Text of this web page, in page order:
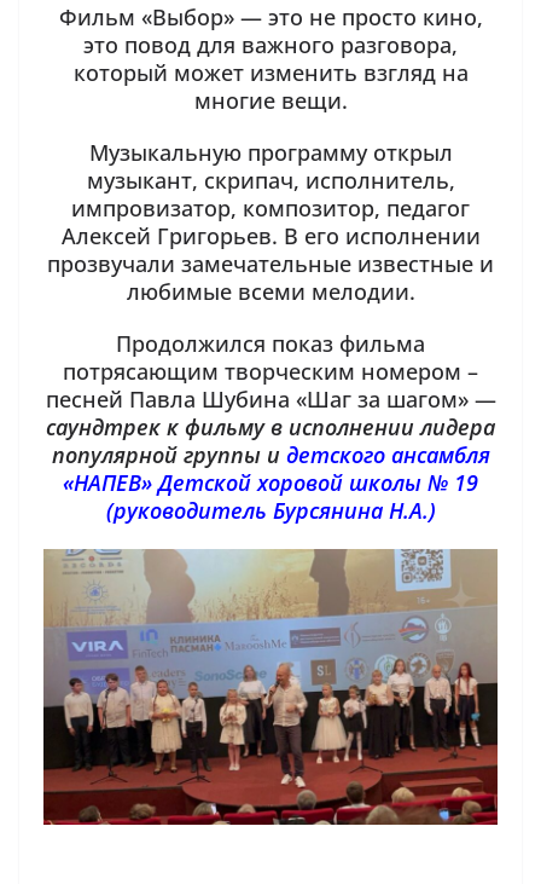
Фильм «Выбор» — это не просто кино,
это повод для важного разговора,
который может изменить взгляд на
многие вещи.
Музыкальную программу открыл
музыкант, скрипач, исполнитель,
импровизатор, композитор, педагог
Алексей Григорьев. В его исполнении
прозвучали замечательные известные и
любимые всеми мелодии.
Продолжился показ фильма
потрясающим творческим номером –
песней Павла Шубина «Шаг за шагом» —
саундтрек к фильму в исполнении лидера
популярной группы и детского ансамбля
«НАПЕВ» Детской хоровой школы № 19
(руководитель Бурсянина Н.А.)